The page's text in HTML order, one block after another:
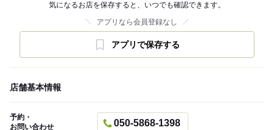
気になるお店を保存すると、いつでも確認できます。
アプリなら会員登録なし
アプリで保存する
店舗基本情報
予約・
お問い合わせ
050-5868-1398